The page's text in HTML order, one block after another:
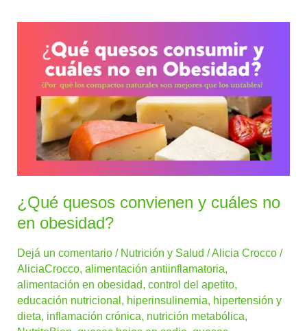
¿Qué quesos convienen y cuáles no
en obesidad?
Dejá un comentario / Nutrición y Salud /Alicia Crocco/
AliciaCrocco,alimentación antiinflamatoria,
alimentación en obesidad,control del apetito,
educación nutricional, hiperinsulinemia, hipertensión y
dieta, inflamación crónica, nutrición metabólica,
quesos
convienen
cuáles
obesidad?